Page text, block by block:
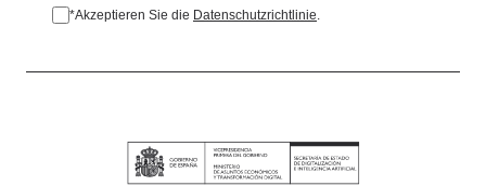
*Datenschutzrichtlinie akzeptieren.
*Akzeptieren Sie die Datenschutzrichtlinie